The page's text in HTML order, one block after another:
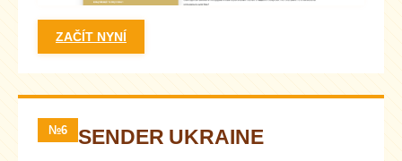
ZAČÍT NYNÍ
№6 SENDER UKRAINE